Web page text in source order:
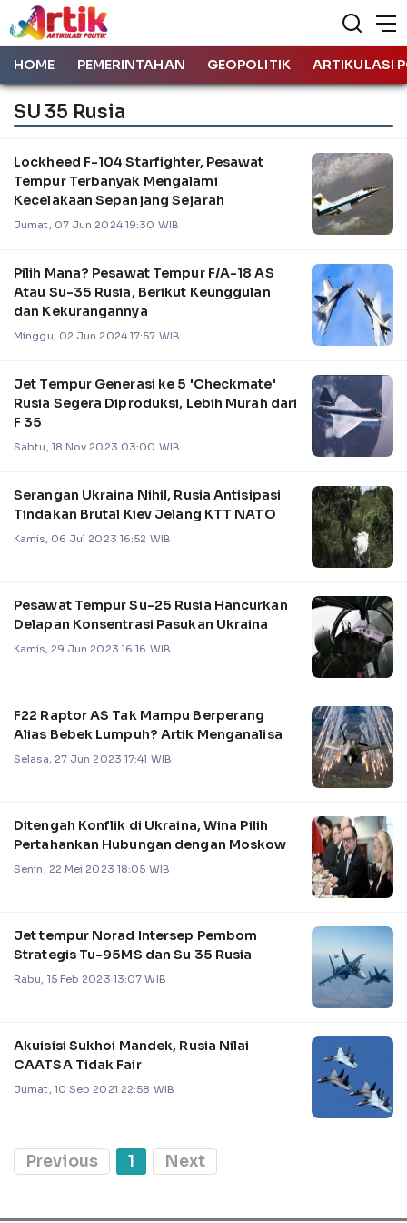
HOME PEMERINTAHAN GEOPOLITIK ARTIKULASI
SU 35 Rusia
Lockheed F-104 Starfighter, Pesawat
Tempur Terbanyak Mengalami
Kecelakaan Sepanjang Sejarah
Jumat, 07 Jun 2024 19:30 WIB
Pilih Mana? Pesawat Tempur F/A-18 AS
Atau Su-35 Rusia, Berikut Keunggulan
dan Kekurangannya
Minggu, 02 Jun 2024 17:57 WIB
Jet Tempur Generasi ke 5 'Checkmate'
Rusia Segera Diproduksi, Lebih Murah dari
F 35
Sabtu, 18 Nov 2023 03:00 WIB
Serangan Ukraina Nihil, Rusia Antisipasi
Tindakan Brutal Kiev Jelang KTT NATO
Kamis, 06 Jul 2023 16:52 WIB
Pesawat Tempur Su-25 Rusia Hancurkan
Delapan Konsentrasi Pasukan Ukraina
Kamis, 29 Jun 2023 16:16 WIB
F22 Raptor AS Tak Mampu Berperang
Alias Bebek Lumpuh? Artik Menganalisa
Selasa, 27 Jun 2023 17:41 WIB
Ditengah Konflik di Ukraina, Wina Pilih
Pertahankan Hubungan dengan Moskow
Senin, 22 Mei 2023 18:05 WIB
Jet tempur Norad Intersep Pembom
Strategis Tu-95MS dan Su 35 Rusia
Rabu, 15 Feb 2023 13:07 WIB
Akuisisi Sukhoi Mandek, Rusia Nilai
CAATSA Tidak Fair
Jumat, 10 Sep 2021 22:58 WIB
Previous 1 Next